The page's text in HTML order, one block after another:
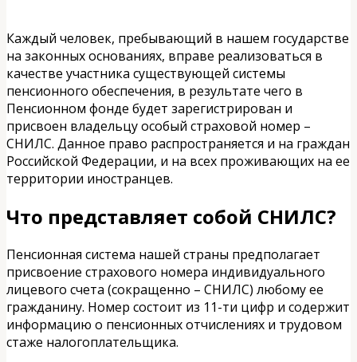
Каждый человек, пребывающий в нашем государстве
на законных основаниях, вправе реализоваться в
качестве участника существующей системы
пенсионного обеспечения, в результате чего в
Пенсионном фонде будет зарегистрирован и
присвоен владельцу особый страховой номер –
СНИЛС. Данное право распространяется и на граждан
Российской Федерации, и на всех проживающих на ее
территории иностранцев.
Что представляет собой СНИЛС?
Пенсионная система нашей страны предполагает
присвоение страхового номера индивидуального
лицевого счета (сокращенно – СНИЛС) любому ее
гражданину. Номер состоит из 11-ти цифр и содержит
информацию о пенсионных отчислениях и трудовом
стаже налогоплательщика.